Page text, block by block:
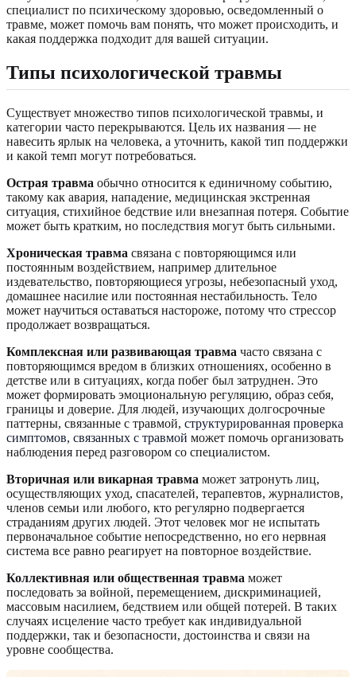
специалист по психическому здоровью, осведомленный о
травме, может помочь вам понять, что может происходить, и
какая поддержка подходит для вашей ситуации.
Типы психологической травмы
Существует множество типов психологической травмы, и
категории часто перекрываются. Цель их названия — не
навесить ярлык на человека, а уточнить, какой тип поддержки
и какой темп могут потребоваться.
Острая травма обычно относится к единичному событию,
такому как авария, нападение, медицинская экстренная
ситуация, стихийное бедствие или внезапная потеря. Событие
может быть кратким, но последствия могут быть сильными.
Хроническая травма связана с повторяющимся или
постоянным воздействием, например длительное
издевательство, повторяющиеся угрозы, небезопасный уход,
домашнее насилие или постоянная нестабильность. Тело
может научиться оставаться настороже, потому что стрессор
продолжает возвращаться.
Комплексная или развивающая травма часто связана с
повторяющимся вредом в близких отношениях, особенно в
детстве или в ситуациях, когда побег был затруднен. Это
может формировать эмоциональную регуляцию, образ себя,
границы и доверие. Для людей, изучающих долгосрочные
паттерны, связанные с травмой, структурированная проверка
симптомов, связанных с травмой может помочь организовать
наблюдения перед разговором со специалистом.
Вторичная или викарная травма может затронуть лиц,
осуществляющих уход, спасателей, терапевтов, журналистов,
членов семьи или любого, кто регулярно подвергается
страданиям других людей. Этот человек мог не испытать
первоначальное событие непосредственно, но его нервная
система все равно реагирует на повторное воздействие.
Коллективная или общественная травма может
последовать за войной, перемещением, дискриминацией,
массовым насилием, бедствием или общей потерей. В таких
случаях исцеление часто требует как индивидуальной
поддержки, так и безопасности, достоинства и связи на
уровне сообщества.